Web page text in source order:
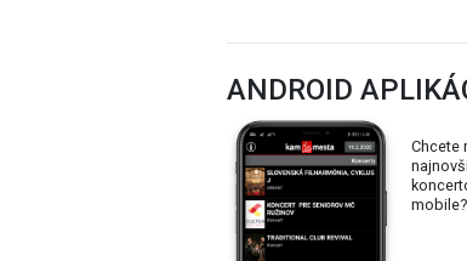
ANDROID
Chcete
mobile?